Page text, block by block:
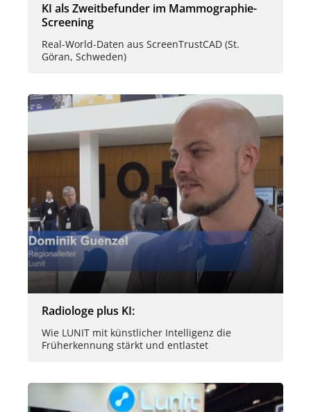
KI als Zweitbefunder im Mammographie-
Screening
Real-World-Daten aus ScreenTrustCAD (St.
Göran, Schweden)
Radiologe plus KI:
Wie LUNIT mit künstlicher Intelligenz die
Früherkennung stärkt und entlastet